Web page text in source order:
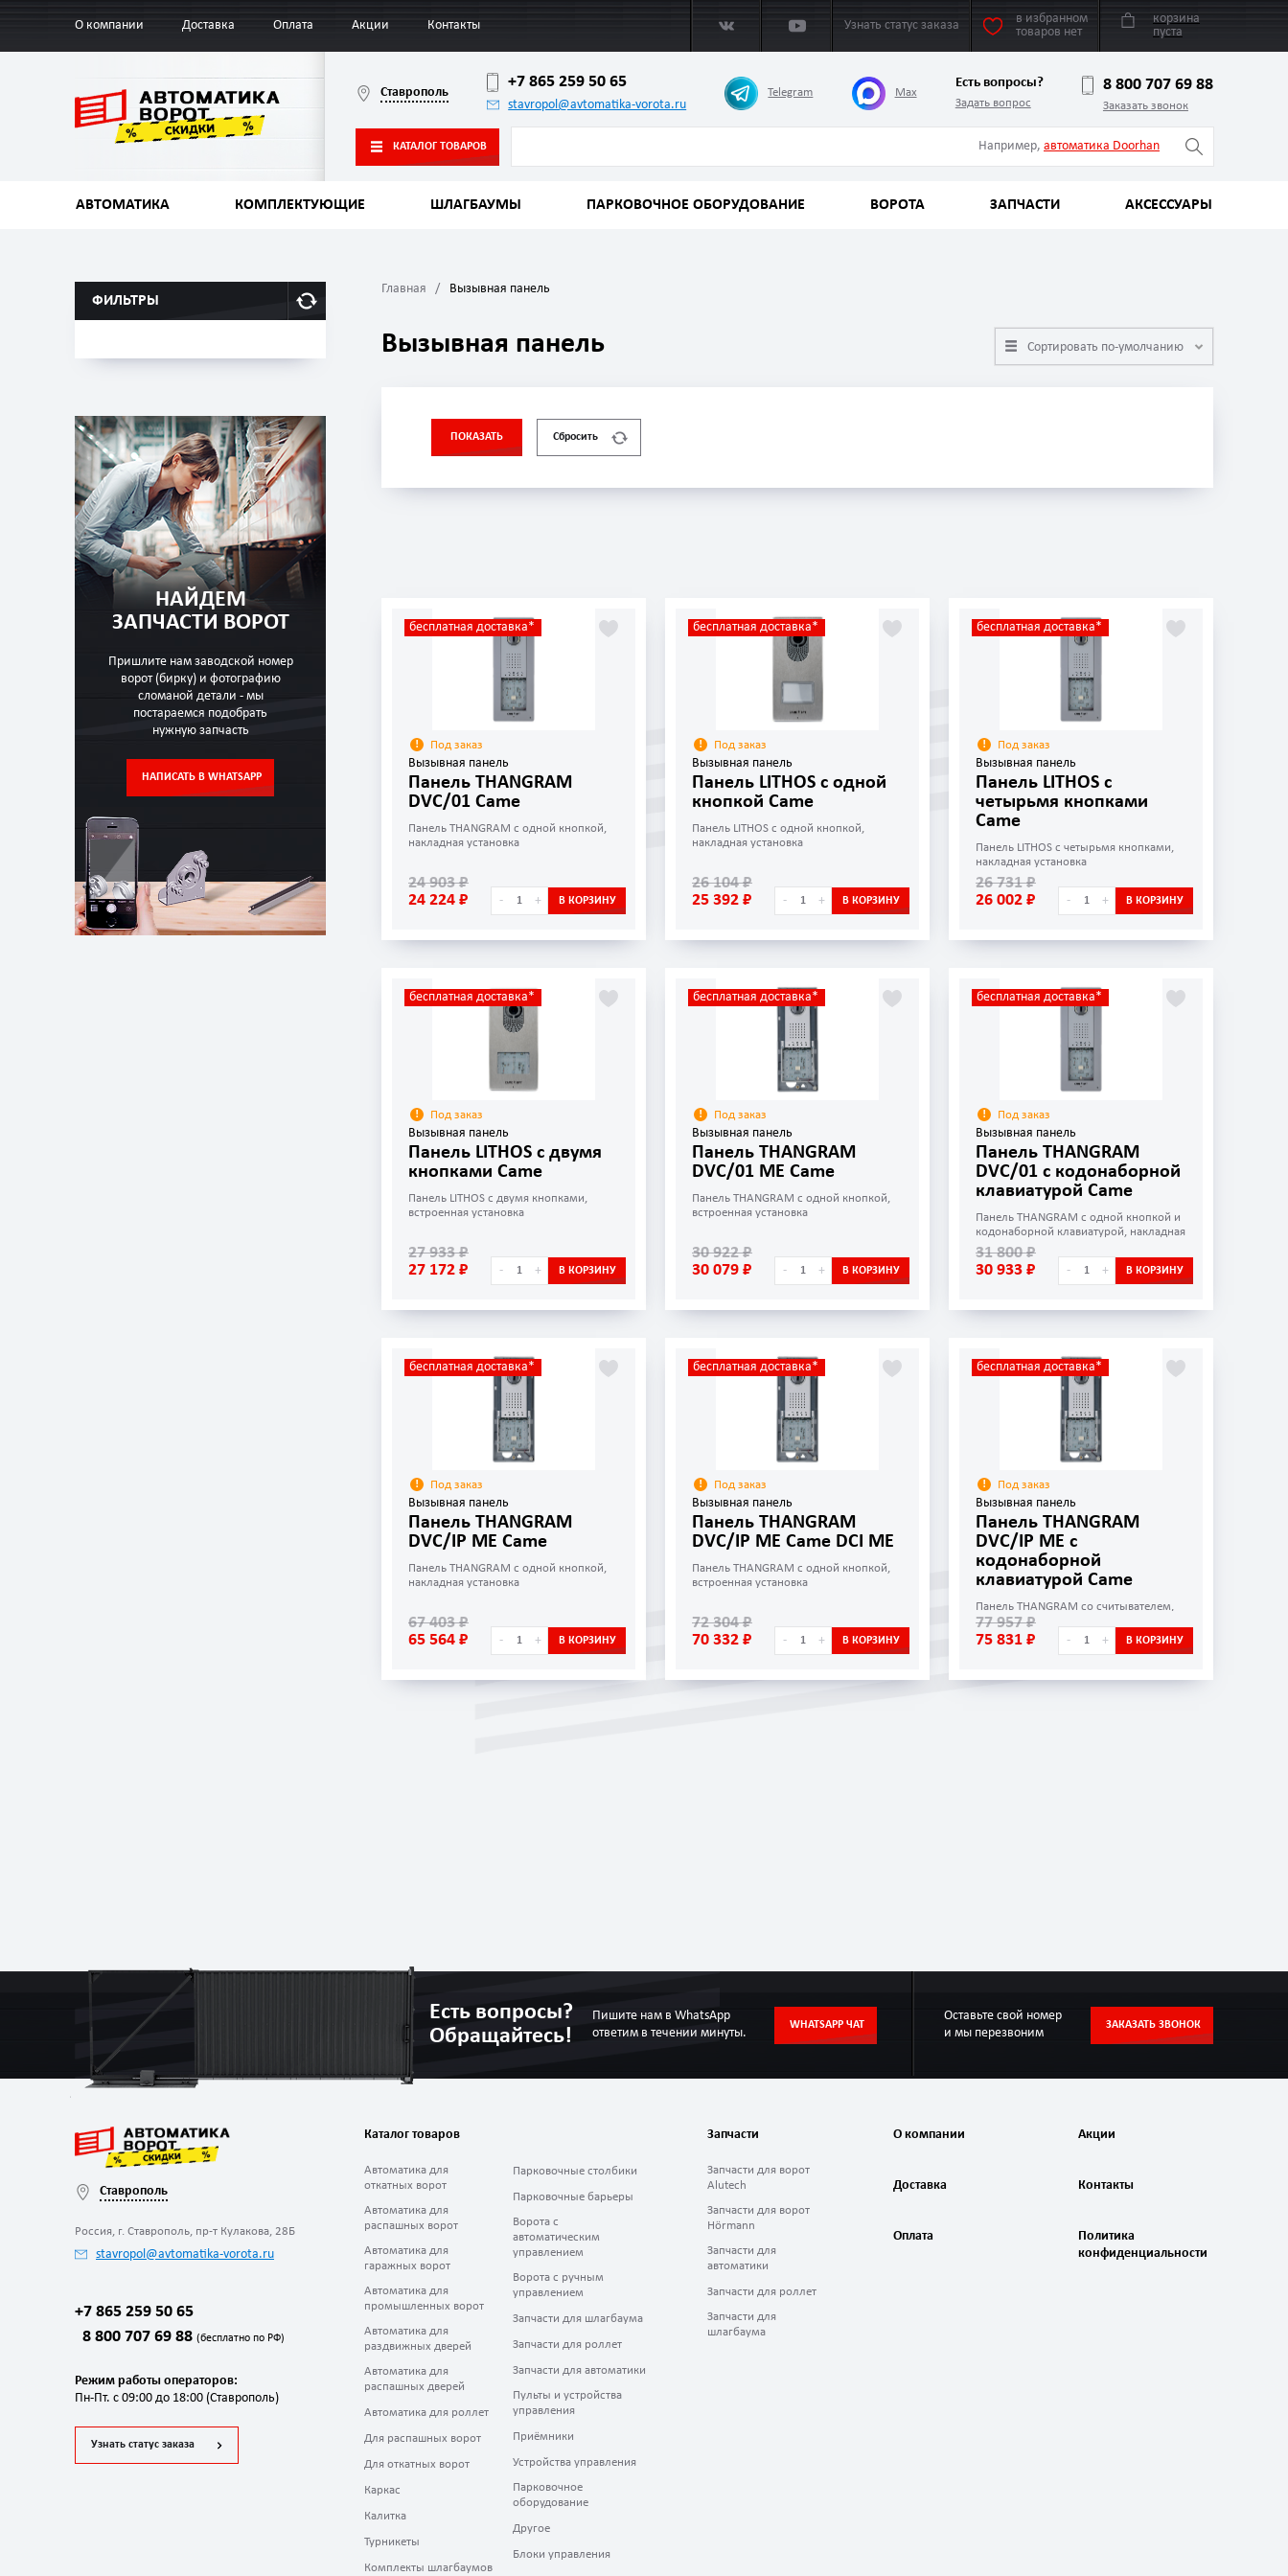
О компании Доставка Оплата Акции Контакты Узнать статус заказа
в избранном
товаров нет
корзина
пуста
Ставрополь
+7 865 259 50 65
stavropol@avtomatika-vorota.ru
Telegram Max
Есть вопросы?
Задать вопрос
8 800 707 69 88
Заказать звонок
КАТАЛОГ ТОВАРОВ Например, автоматика Doorhan
АВТОМАТИКА КОМПЛЕКТУЮЩИЕ ШЛАГБАУМЫ ПАРКОВОЧНОЕ ОБОРУДОВАНИЕ ВОРОТА ЗАПЧАСТИ АКСЕССУАРЫ
Главная Вызывная панель
ФИЛЬТРЫ
НАЙДЕМ
ЗАПЧАСТИ ВОРОТ
Пришлите нам заводской номер
ворот (бирку) и фотографию
сломаной детали - мы
постараемся подобрать
нужную запчасть
НАПИСАТЬ В WHATSAPP
Вызывная панель Сортировать по-умолчанию
ПОКАЗАТЬ Сбросить
бесплатная доставка*
Под заказ
Вызывная панель
Панель THANGRAM
DVC/01 Came
Панель THANGRAM с одной кнопкой,
накладная установка
24 903 ₽
24 224 ₽
- + В КОРЗИНУ
бесплатная доставка*
Под заказ
Вызывная панель
Панель LITHOS с одной
кнопкой Came
Панель LITHOS с одной кнопкой,
накладная установка
26 104 ₽
25 392 ₽
- + В КОРЗИНУ
бесплатная доставка*
Под заказ
Вызывная панель
Панель LITHOS с
четырьмя кнопками
Came
Панель LITHOS с четырьмя кнопками,
накладная установка
26 731 ₽
26 002 ₽
- + В КОРЗИНУ
бесплатная доставка*
Под заказ
Вызывная панель
Панель LITHOS с двумя
кнопками Came
Панель LITHOS с двумя кнопками,
встроенная установка
27 933 ₽
27 172 ₽
- + В КОРЗИНУ
бесплатная доставка*
Под заказ
Вызывная панель
Панель THANGRAM
DVC/01 ME Came
Панель THANGRAM с одной кнопкой,
встроенная установка
30 922 ₽
30 079 ₽
- + В КОРЗИНУ
бесплатная доставка*
Под заказ
Вызывная панель
Панель THANGRAM
DVC/01 с кодонаборной
клавиатурой Came
Панель THANGRAM с одной кнопкой и
кодонаборной клавиатурой, накладная
установка
31 800 ₽
30 933 ₽
- + В КОРЗИНУ
бесплатная доставка*
Под заказ
Вызывная панель
Панель THANGRAM
DVC/IP ME Came
Панель THANGRAM с одной кнопкой,
накладная установка
67 403 ₽
65 564 ₽
- + В КОРЗИНУ
бесплатная доставка*
Под заказ
Вызывная панель
Панель THANGRAM
DVC/IP ME Came DCI ME
Панель THANGRAM с одной кнопкой,
встроенная установка
72 304 ₽
70 332 ₽
- + В КОРЗИНУ
бесплатная доставка*
Под заказ
Вызывная панель
Панель THANGRAM
DVC/IP ME с
кодонаборной
клавиатурой Came
Панель THANGRAM со считывателем,
кодонаборной клавиатурой и
информационным дисплеем
77 957 ₽
75 831 ₽
- + В КОРЗИНУ
Есть вопросы?
Обращайтесь!
Пишите нам в WhatsApp
ответим в течении минуты.
WHATSAPP ЧАТ
Оставьте свой номер
и мы перезвоним
ЗАКАЗАТЬ ЗВОНОК
Ставрополь
Россия, г. Ставрополь, пр-т Кулакова, 28Б
stavropol@avtomatika-vorota.ru
+7 865 259 50 65
8 800 707 69 88 (бесплатно по РФ)
Режим работы операторов:
Пн-Пт. с 09:00 до 18:00 (Ставрополь)
Узнать статус заказа
Каталог товаров
Автоматика для
откатных ворот
Автоматика для
распашных ворот
Автоматика для
гаражных ворот
Автоматика для
промышленных ворот
Автоматика для
раздвижных дверей
Автоматика для
распашных дверей
Автоматика для роллет
Для распашных ворот
Для откатных ворот
Каркас
Калитка
Турникеты
Комплекты шлагбаумов
Парковочные столбики
Парковочные барьеры
Ворота с
автоматическим
управлением
Ворота с ручным
управлением
Запчасти для шлагбаума
Запчасти для роллет
Запчасти для автоматики
Пульты и устройства
управления
Приёмники
Устройства управления
Парковочное
оборудование
Другое
Блоки управления
Запчасти
Запчасти для ворот
Alutech
Запчасти для ворот
Hörmann
Запчасти для
автоматики
Запчасти для роллет
Запчасти для
шлагбаума
О компании
Доставка
Оплата
Акции
Контакты
Политика
конфиденциальности